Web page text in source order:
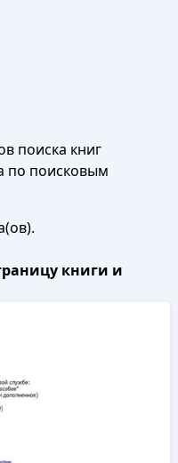
поиска книг
по поисковым
книги и